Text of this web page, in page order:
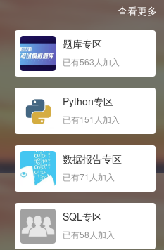
查看更多
题库专区
已有563人加入
Python专区
已有151人加入
数据报告专区
已有71人加入
SQL专区
已有58人加入